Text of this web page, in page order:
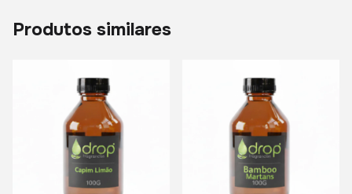
Produtos similares